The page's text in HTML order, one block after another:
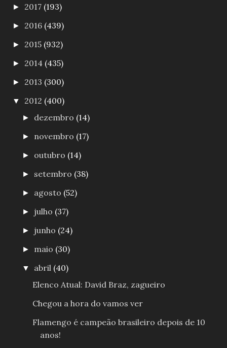
► 2017 (193)
► 2016 (439)
► 2015 (932)
► 2014 (435)
► 2013 (300)
▼ 2012 (400)
► dezembro (14)
► novembro (17)
► outubro (14)
► setembro (38)
► agosto (52)
► julho (37)
► junho (24)
► maio (30)
▼ abril (40)
Elenco Atual: David Braz, zagueiro
Chegou a hora do vamos ver
Flamengo é campeão brasileiro depois de 10
anos!